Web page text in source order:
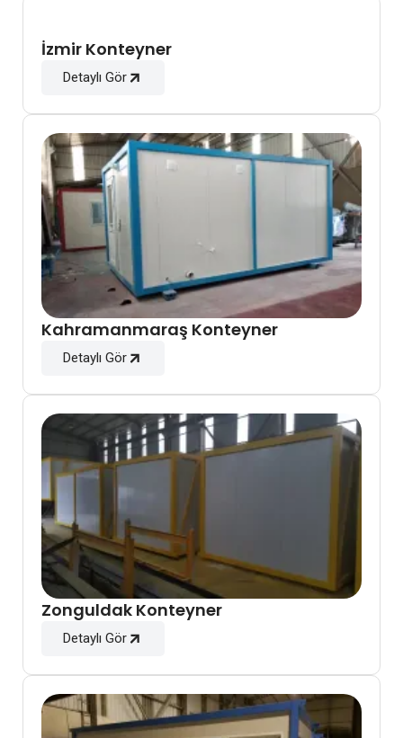
İzmir Konteyner
Detaylı Gör
Kahramanmaraş Konteyner
Detaylı Gör
Zonguldak Konteyner
Detaylı Gör